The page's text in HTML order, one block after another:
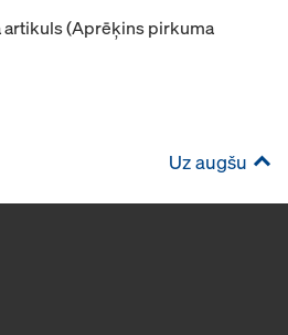
(Aprēķins pirkuma
Uz augšu